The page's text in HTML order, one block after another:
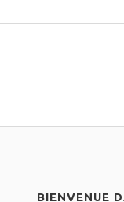
BIENVENUE